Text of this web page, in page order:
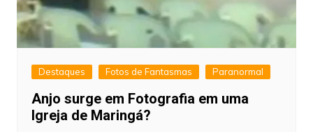
Destaques Fotos de Fantasmas Paranormal
Anjo surge em Fotografia em uma
Igreja de Maringá?